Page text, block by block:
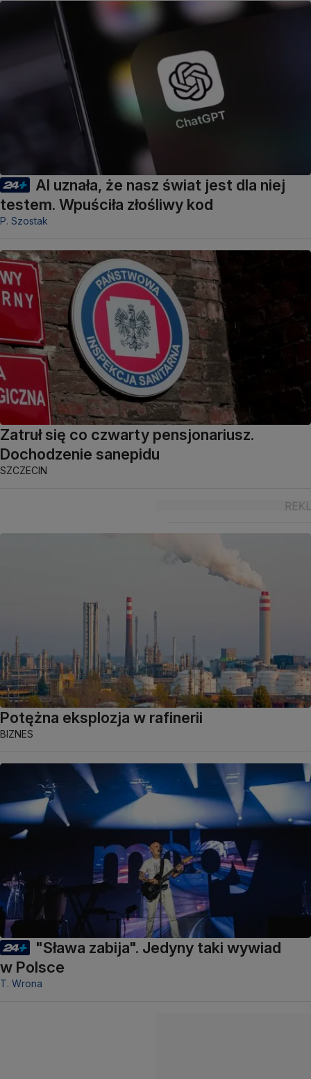
AI uznała, że nasz świat jest dla niej
testem. Wpuściła złośliwy kod
P. Szostak
Zatruł się co czwarty pensjonariusz.
Dochodzenie sanepidu
SZCZECIN
Potężna eksplozja w rafinerii
BIZNES
"Sława zabija". Jedyny taki wywiad
w Polsce
T. Wrona